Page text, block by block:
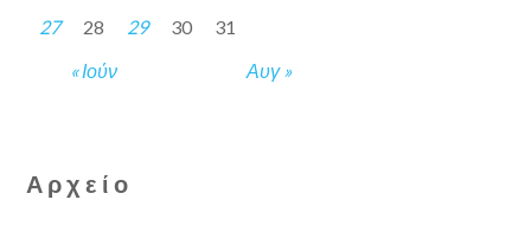
« Ιούν Αυγ »
27
28 29 30 31
Αρχείο